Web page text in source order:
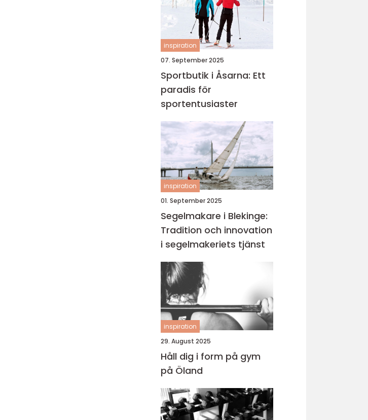
inspiration
07. September 2025
Sportbutik i Åsarna: Ett
paradis för
sportentusiaster
inspiration
01. September 2025
Segelmakare i Blekinge:
Tradition och innovation
i segelmakeriets tjänst
inspiration
29. August 2025
Håll dig i form på gym
på Öland